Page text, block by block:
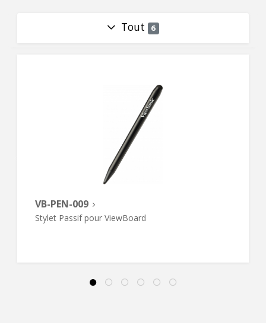
Tout 6
VB-PEN-009
Stylet Passif pour ViewBoard